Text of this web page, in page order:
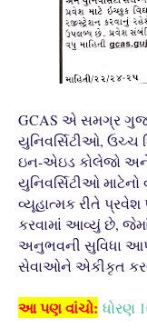
GCAS એ સમગ્ર
યુનિવર્સિટીઓ, ઉચ્ચ
ઇન-એઇડ કોલેજો અને
યુનિવર્સિટીઓ
વ્યૂહાત્મક રીતે પ્રવેશ
કરવામાં આવ્યું છે,
અનુભવની સુવિધા
સેવાઓને એકીકૃત
આ પણ વાંચો: ધોરણ